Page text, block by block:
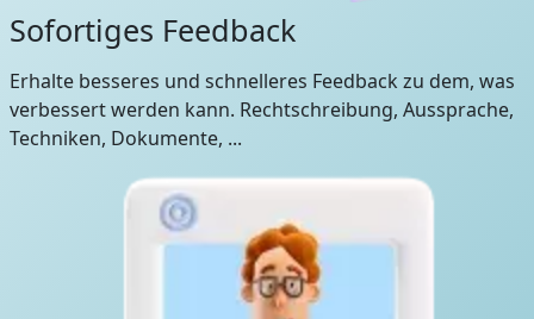
Sofortiges Feedback
Erhalte besseres und schnelleres Feedback zu dem, was
verbessert werden kann. Rechtschreibung, Aussprache,
Techniken, Dokumente, ...